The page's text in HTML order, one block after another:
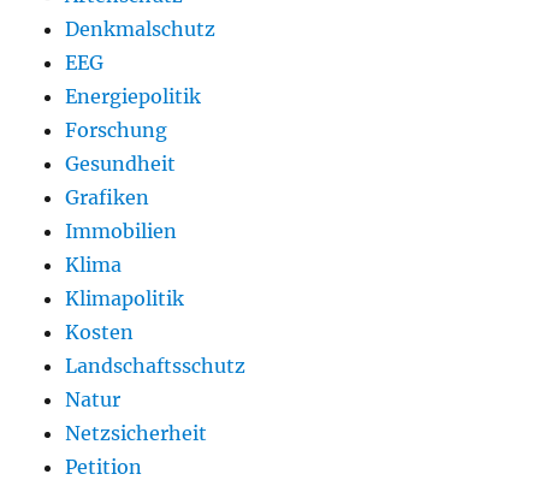
Denkmalschutz
EEG
Energiepolitik
Forschung
Gesundheit
Grafiken
Immobilien
Klima
Klimapolitik
Kosten
Landschaftsschutz
Natur
Netzsicherheit
Petition